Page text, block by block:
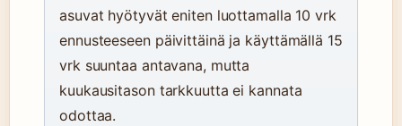
asuvat hyötyvät eniten luottamalla 10 vrk
ennusteeseen päivittäinä ja käyttämällä 15
vrk suuntaa antavana, mutta
kuukausitason tarkkuutta ei kannata
odottaa.